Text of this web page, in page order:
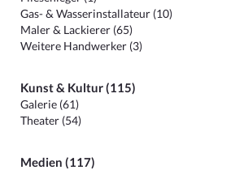
Gas- & Wasserinstallateur (10)
Maler & Lackierer (65)
Weitere Handwerker (3)
Kunst & Kultur (115)
Galerie (61)
Theater (54)
Medien (117)